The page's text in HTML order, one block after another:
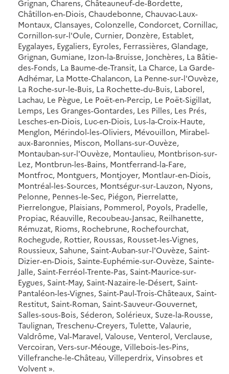
Grignan, Charens, Châteauneuf-de-Bordette,
Châtillon-en-Diois, Chaudebonne, Chauvac-Laux-
Montaux, Clansayes, Colonzelle, Condorcet, Cornillac,
Cornillon-sur-l'Oule, Curnier, Donzère, Establet,
Eygalayes, Eygaliers, Eyroles, Ferrassières, Glandage,
Grignan, Gumiane, Izon-la-Bruisse, Jonchères, La Bâtie-
des-Fonds, La Baume-de-Transit, La Charce, La Garde-
Adhémar, La Motte-Chalancon, La Penne-sur-l'Ouvèze,
La Roche-sur-le-Buis, La Rochette-du-Buis, Laborel,
Lachau, Le Pègue, Le Poët-en-Percip, Le Poët-Sigillat,
Lemps, Les Granges-Gontardes, Les Pilles, Les Prés,
Lesches-en-Diois, Luc-en-Diois, Lus-la-Croix-Haute,
Menglon, Mérindol-les-Oliviers, Mévouillon, Mirabel-
aux-Baronnies, Miscon, Mollans-sur-Ouvèze,
Montauban-sur-l'Ouvèze, Montaulieu, Montbrison-sur-
Lez, Montbrun-les-Bains, Montferrand-la-Fare,
Montfroc, Montguers, Montjoyer, Montlaur-en-Diois,
Montréal-les-Sources, Montségur-sur-Lauzon, Nyons,
Pelonne, Pennes-le-Sec, Piégon, Pierrelatte,
Pierrelongue, Plaisians, Pommerol, Poyols, Pradelle,
Propiac, Réauville, Recoubeau-Jansac, Reilhanette,
Rémuzat, Rioms, Rochebrune, Rochefourchat,
Rochegude, Rottier, Roussas, Rousset-les-Vignes,
Roussieux, Sahune, Saint-Auban-sur-l'Ouvèze, Saint-
Dizier-en-Diois, Sainte-Euphémie-sur-Ouvèze, Sainte-
Jalle, Saint-Ferréol-Trente-Pas, Saint-Maurice-sur-
Eygues, Saint-May, Saint-Nazaire-le-Désert, Saint-
Pantaléon-les-Vignes, Saint-Paul-Trois-Châteaux, Saint-
Restitut, Saint-Roman, Saint-Sauveur-Gouvernet,
Salles-sous-Bois, Séderon, Solérieux, Suze-la-Rousse,
Taulignan, Treschenu-Creyers, Tulette, Valaurie,
Valdrôme, Val-Maravel, Valouse, Venterol, Verclause,
Vercoiran, Vers-sur-Méouge, Villebois-les-Pins,
Villefranche-le-Château, Villeperdrix, Vinsobres et
Volvent ».